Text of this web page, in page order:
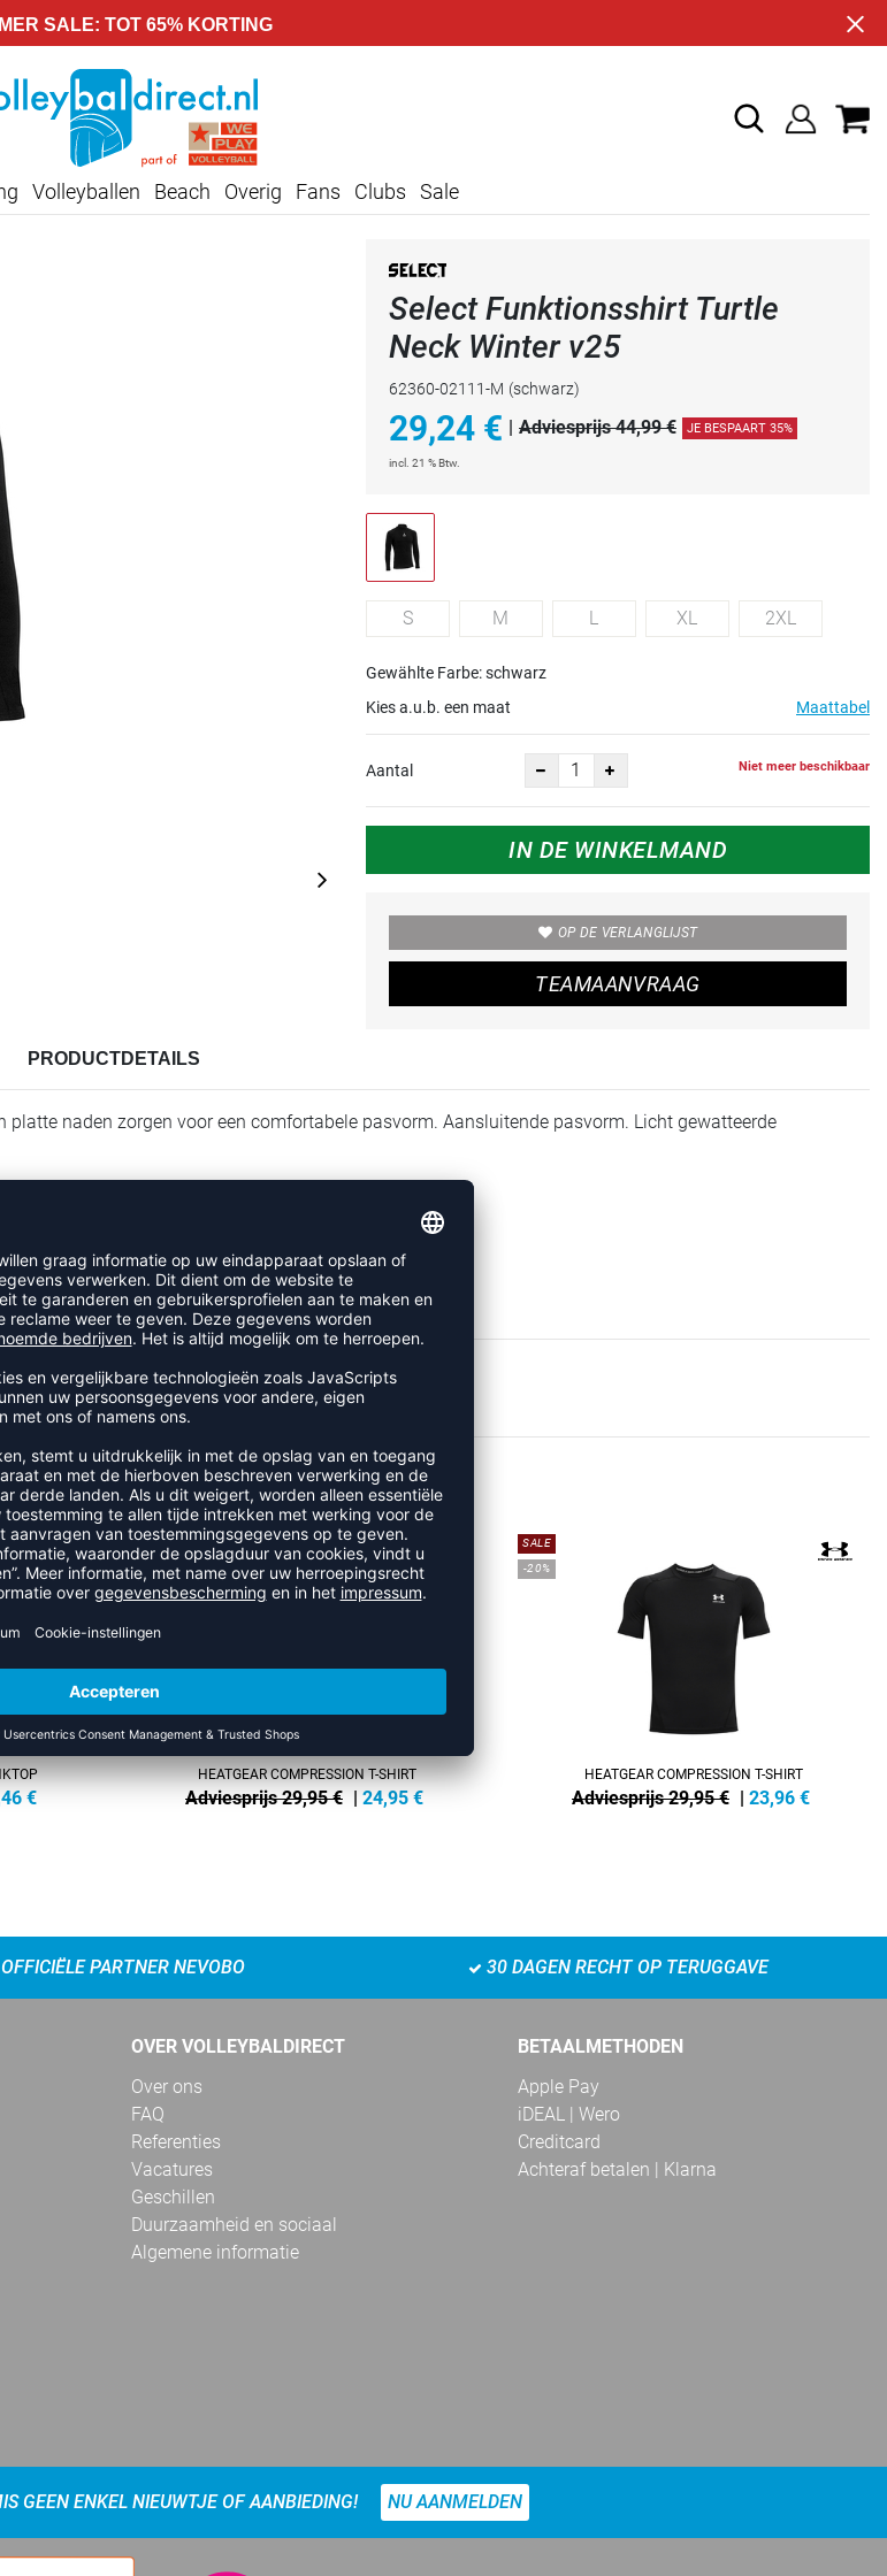
SALE: TOT 65% KORTING
Volleyballen Beach Overig Fans Clubs Sale
Select Funktionsshirt Turtle
Neck Winter v25
62360-02111-M (schwarz)
29,24 € Adviesprijs 44,99 € JE BESPAART 35%
incl. 21 % Btw.
S M L XL 2XL
Gewählte Farbe: schwarz
Kies a.u.b. een maat
Maattabel
Aantal Niet meer beschikbaar
IN DE WINKELMAND
OP DE VERLANGLIJST
TEAMAANVRAAG
PRODUCTDETAILS
naden zorgen voor een comfortabele pasvorm. Aansluitende pasvorm. Licht gewatteerde
BEKEKEN
CATEGORIE SHIRTS
€
SALE
-17%
HEATGEAR COMPRESSION T-SHIRT
Adviesprijs 29,95 € | 24,95 €
SALE
-20%
HEATGEAR COMPRESSION T-SHIRT
Adviesprijs 29,95 € | 23,96 €
OFFICIËLE PARTNER NEVOBO 30 DAGEN RECHT OP TERUGGAVE
OVER VOLLEYBALDIRECT
Over ons
FAQ
Referenties
Vacatures
Geschillen
Duurzaamheid en sociaal
Algemene informatie
BETAALMETHODEN
Apple Pay
iDEAL | Wero
Creditcard
Achteraf betalen | Klarna
GEEN ENKEL NIEUWTJE OF AANBIEDING! NU AANMELDEN